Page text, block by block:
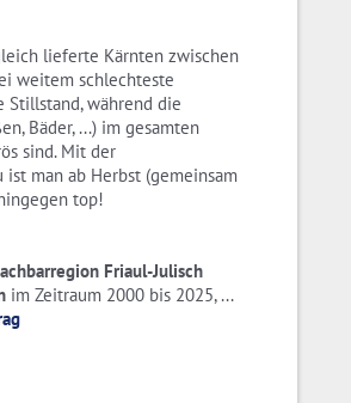
lieferte Kärnten zwischen
weitem schlechteste
Stillstand, während die
Bäder, ...) im gesamten
sind. Mit der
ist man ab Herbst (gemeinsam
top!
Friaul-Julisch
im Zeitraum 2000 bis 2025, ...